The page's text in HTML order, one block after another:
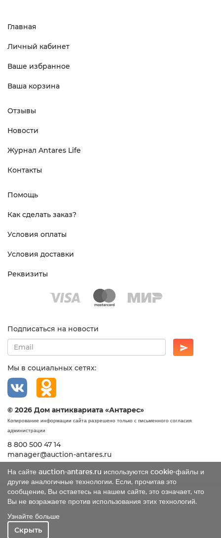
На сайте auction-antares.ru используются cookie-файлы и
другие аналогичные технологии. Если, прочитав это
сообщение, Вы остаетесь на нашем сайте, это означает, что
Вы не возражаете против использования этих технологий.
Узнайте больше
Скрыть
Главная
Личный кабинет
Ваше избранное
Ваша корзина
Отзывы
Новости
Журнал Antares Life
Контакты
Помощь
Как сделать заказ?
Условия оплаты
Условия доставки
Реквизиты
Подписаться на новости
Мы в социальных сетях:
© 2026 Дом антиквариата «Антарес»
Копирование информации сайта разрешено только с письменного согласия
администрации
8 800 500 47 14
manager@auction-antares.ru